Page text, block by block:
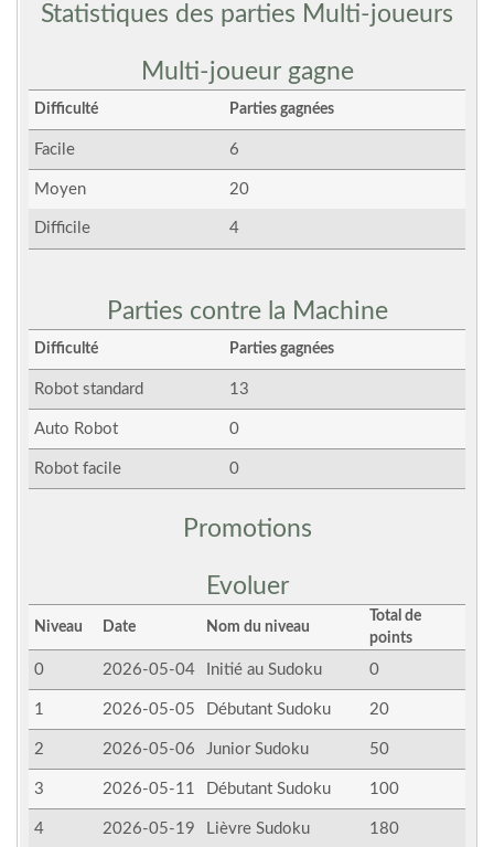
Statistiques des parties Multi-joueurs
Multi-joueur gagne
Difficulté Parties gagnées
Facile 6
Moyen 20
Difficile 4
Parties contre la Machine
Difficulté Parties gagnées
Robot standard 13
Auto Robot 0
Robot facile 0
Promotions
Evoluer
Niveau Date Nom du niveau
Total de
points
0 2026-05-04 Initié au Sudoku 0
1 2026-05-05 Débutant Sudoku 20
2 2026-05-06 Junior Sudoku 50
3 2026-05-11 Débutant Sudoku 100
4 2026-05-19 Lièvre Sudoku 180